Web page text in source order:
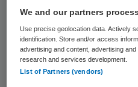
middenmanagement
huidige functie kwijt.
werken op een
vacaturestop
We and our partners
Use precise geolocation data. Actively
identification. Store and/or access
advertising and content, advertising
research and services development.
List of Partners (vendors)